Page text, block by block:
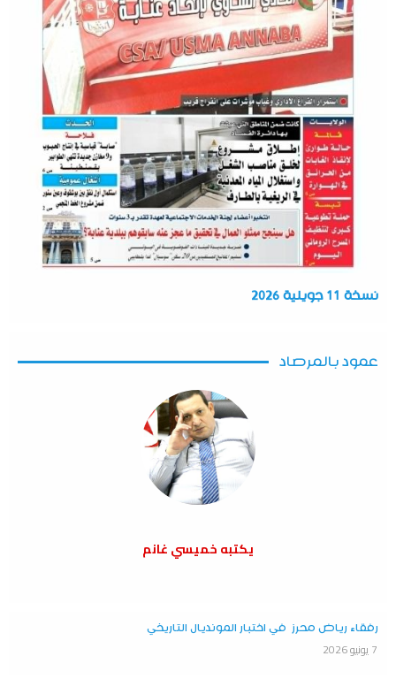
نسخة 11 جويلية 2026
عمود بالمرصاد
يكتبه خميسي غانم
رفقاء رياض محرز في اختبار المونديال التاريخي
7 يونيو 2026